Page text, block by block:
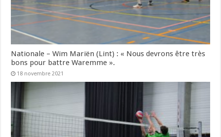
Nationale – Wim Mariën (Lint) : « Nous devrons être très
bons pour battre Waremme ».
18 novembre 2021